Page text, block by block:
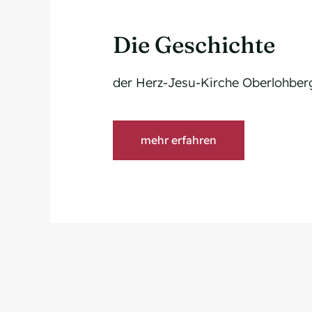
Die Geschichte
der Herz-Jesu-Kirche
mehr erfahren